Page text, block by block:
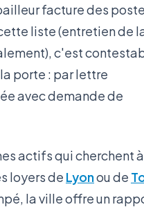
facture des
liste (entretien de
c'est
porte : par lettre
avec demande de
actifs qui cherchent
loyers de Lyonou de
la ville offre un